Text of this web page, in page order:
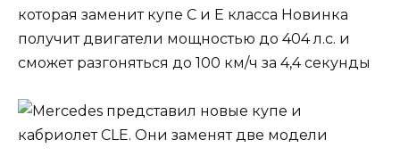
которая заменит купе C и E класса Новинка
получит двигатели мощностью до 404 л.с. и
сможет разгоняться до 100 км/ч за 4,4 секунды